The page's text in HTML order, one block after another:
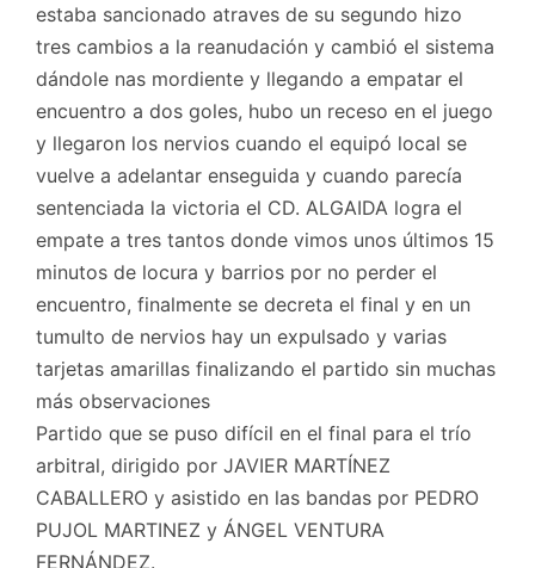
estaba sancionado atraves de su segundo hizo
tres cambios a la reanudación y cambió el sistema
dándole nas mordiente y llegando a empatar el
encuentro a dos goles, hubo un receso en el juego
y llegaron los nervios cuando el equipó local se
vuelve a adelantar enseguida y cuando parecía
sentenciada la victoria el CD. ALGAIDA logra el
empate a tres tantos donde vimos unos últimos 15
minutos de locura y barrios por no perder el
encuentro, finalmente se decreta el final y en un
tumulto de nervios hay un expulsado y varias
tarjetas amarillas finalizando el partido sin muchas
más observaciones
Partido que se puso difícil en el final para el trío
arbitral, dirigido por JAVIER MARTÍNEZ
CABALLERO y asistido en las bandas por PEDRO
PUJOL MARTINEZ y ÁNGEL VENTURA
FERNÁNDEZ.